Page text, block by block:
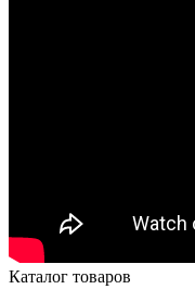
Каталог товаров